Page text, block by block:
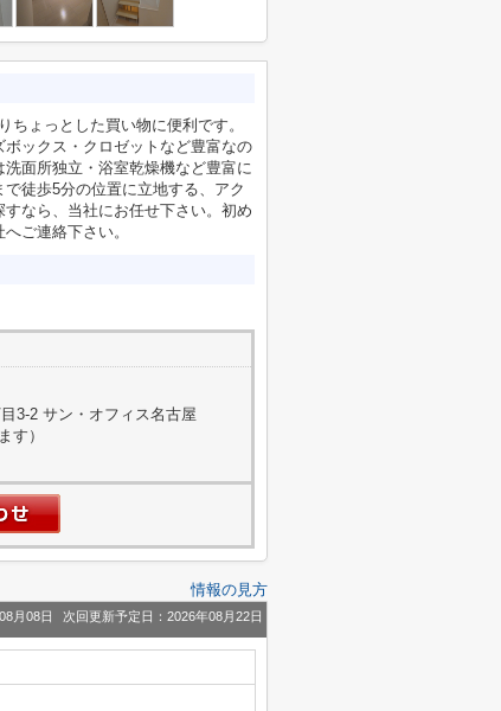
ょっとした買い物に便利です。
ックス・クロゼットなど豊富なの
面所独立・浴室乾燥機など豊富に
徒歩5分の位置に立地する、アク
なら、当社にお任せ下さい。初め
ご連絡下さい。
3-2 サン・オフィス名古屋
す）
情報の見方
月08日 次回更新予定日：2026年08月22日